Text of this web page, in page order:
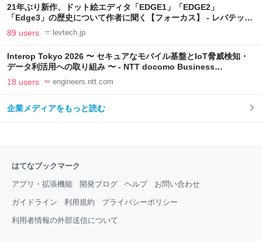
21年ぶり新作、ドット絵エディタ「EDGE1」「EDGE2」
「Edge3」の歴史について作者に聞く【フォーカス】 - レバテック
LAB
89 users levtech.jp
Interop Tokyo 2026 〜 セキュアなモバイル基盤とIoT脅威検知・
データ利活用への取り組み 〜 - NTT docomo Business
Engineers' Blog
18 users engineers.ntt.com
企業メディアをもっと読む
はてなブックマーク
アプリ・拡張機能 開発ブログ ヘルプ お問い合わせ
ガイドライン 利用規約 プライバシーポリシー
利用者情報の外部送信について